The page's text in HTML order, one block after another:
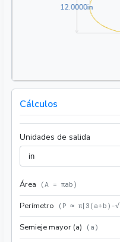
12.0000in12.0000in
Cálculos
Unidades de salida
Área ( A = πab )
Perímetro ( P ≈ π[3(a+b)-
Semieje mayor (a) ( a )